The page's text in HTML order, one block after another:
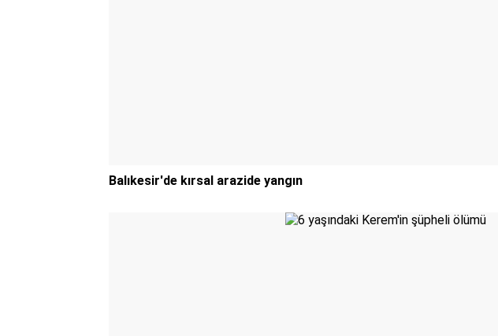
Balıkesir'de kırsal arazide yangın